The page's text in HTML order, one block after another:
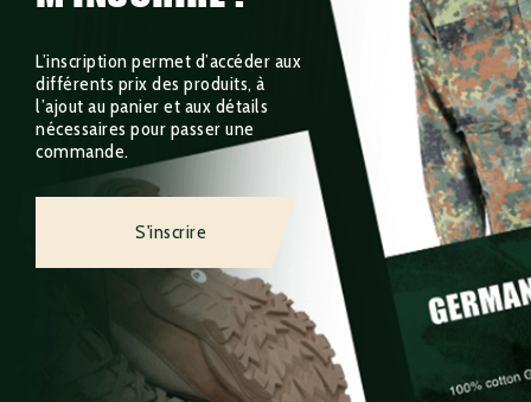
L’inscription permet d’accéder aux
différents prix des produits, à
l’ajout au panier et aux détails
nécessaires pour passer une
commande.
S'inscrire